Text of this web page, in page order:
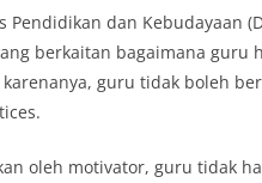
Pendidikan dan Kebudayaan
berkaitan bagaimana
guru tidak boleh
oleh motivator, guru tidak